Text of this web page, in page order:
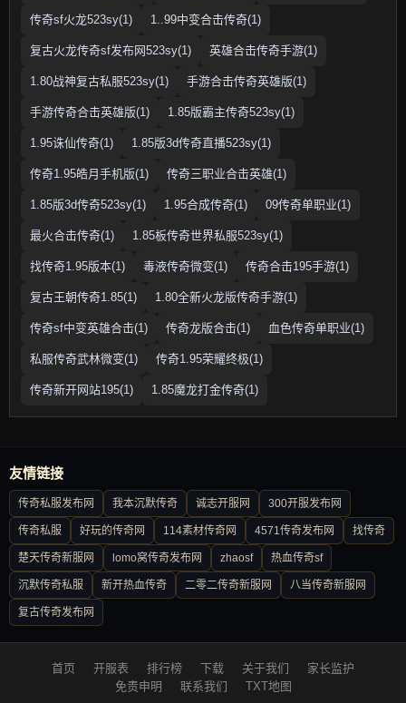
传奇sf火龙523sy(1) 1..99中变合击传奇(1)
复古火龙传奇sf发布网523sy(1) 英雄合击传奇手游(1)
1.80战神复古私服523sy(1) 手游合击传奇英雄版(1)
手游传奇合击英雄版(1) 1.85版霸主传奇523sy(1)
1.95诛仙传奇(1) 1.85版3d传奇直播523sy(1)
传奇1.95皓月手机版(1) 传奇三职业合击英雄(1)
1.85版3d传奇523sy(1) 1.95合成传奇(1) 09传奇单职业(1)
最火合击传奇(1) 1.85板传奇世界私服523sy(1)
找传奇1.95版本(1) 毒液传奇微变(1) 传奇合击195手游(1)
复古王朝传奇1.85(1) 1.80全新火龙版传奇手游(1)
传奇sf中变英雄合击(1) 传奇龙版合击(1) 血色传奇单职业(1)
私服传奇武林微变(1) 传奇1.95荣耀终极(1)
传奇新开网站195(1) 1.85魔龙打金传奇(1)
友情链接
传奇私服发布网 我本沉默传奇 诚志开服网 300开服发布网
传奇私服 好玩的传奇网 114素材传奇网 4571传奇发布网 找传奇
楚天传奇新服网 lomo窝传奇发布网 zhaosf 热血传奇sf
沉默传奇私服 新开热血传奇 二零二传奇新服网 八当传奇新服网
复古传奇发布网
首页 开服表 排行榜 下载 关于我们
家长监护
免责申明
联系我们 TXT地图